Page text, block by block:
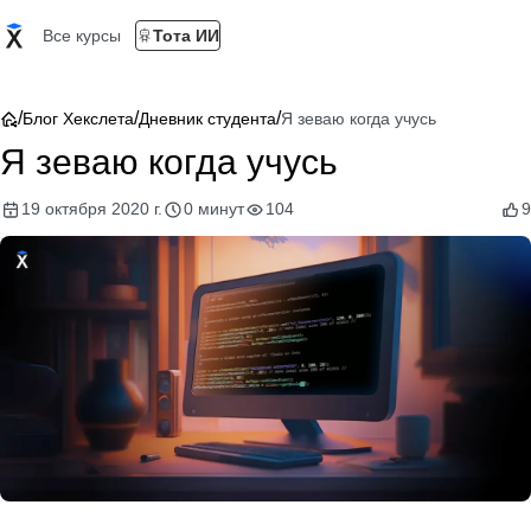
Все курсы Тота ИИ
/Блог Хекслета/Дневник студента/Я зеваю когда учусь
Я зеваю когда учусь
19 октября 2020 г. 0 минут 104 9